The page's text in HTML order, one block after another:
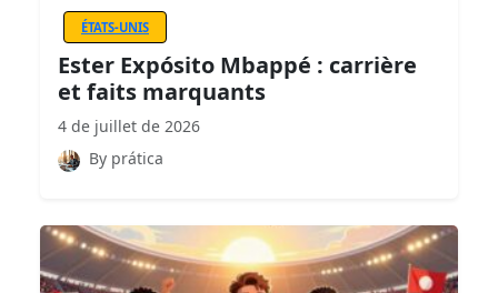
ÉTATS-UNIS
Ester Expósito Mbappé : carrière
et faits marquants
4 de juillet de 2026
By prática